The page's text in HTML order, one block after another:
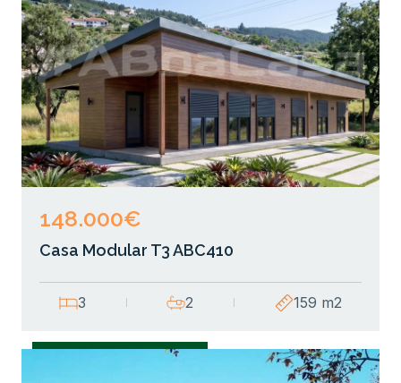
148.000€
Casa Modular T3 ABC410
3 2 159 m2
Casas Modulares T3